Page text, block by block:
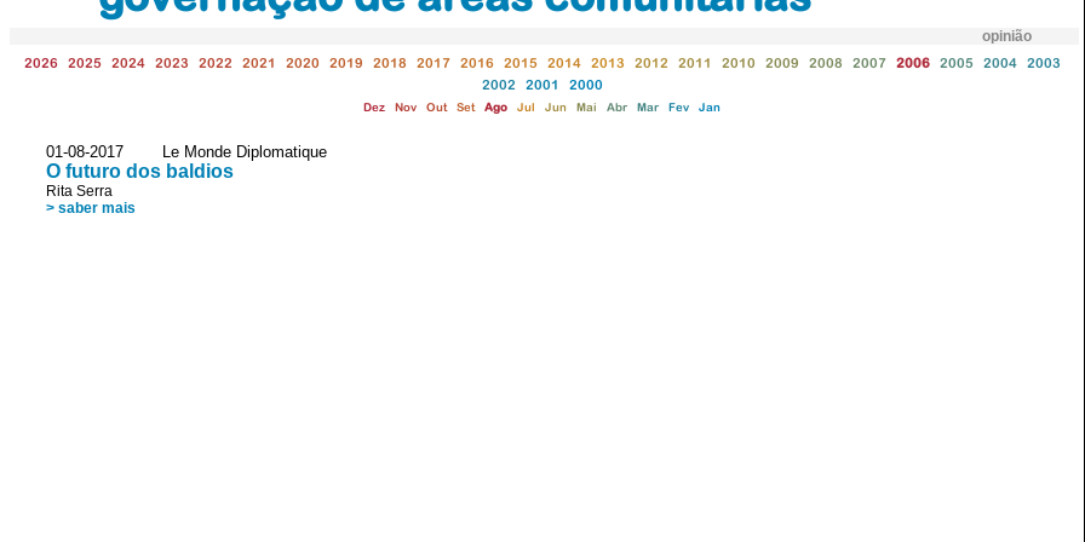
opinião
2026 2025 2024 2023 2022 2021 2020 2019 2018 2017 2016 2015 2014 2013 2012 2011 2010 2009 2008 2007 2006 2005 2004
2003
2002
2001 2000
Dez Nov Out Set Ago Jul Jun Mai Abr Mar Fev Jan
01-08-2017 Le Monde Diplomatique
O futuro dos baldios
Rita Serra
> saber mais